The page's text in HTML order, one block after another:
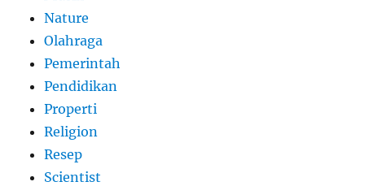
Nature
Olahraga
Pemerintah
Pendidikan
Properti
Religion
Resep
Scientist